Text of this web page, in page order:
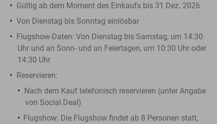
Gültig ab dem Moment des Einkaufs bis 31 Dez. 2026
Von Dienstag bis Sonntag einlösbar
Flugshow-Daten: Von Dienstag bis Samstag, um 14:30
Uhr und an Sonn- und an Feiertagen, um 10:30 Uhr oder
14:30 Uhr
Reservieren:
Nach dem Kauf telefonisch reservieren (unter Angabe
von Social Deal)
Flugshow: Die Flugshow findet ab 8 Personen statt,